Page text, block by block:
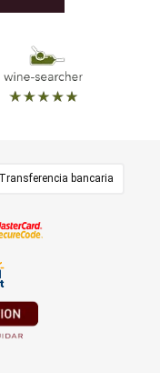
Transferencia bancaria